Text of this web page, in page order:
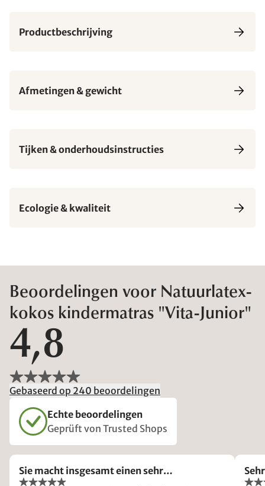
Productbeschrijving
Afmetingen & gewicht
Tijken & onderhoudsinstructies
Ecologie & kwaliteit
Beoordelingen voor Natuurlatex-
kokos kindermatras "Vita-Junior"
4,8
Gebaseerd op 240 beoordelingen
Echte beoordelingen
Geprüft von Trusted Shops
Sie macht insgesamt einen sehr…